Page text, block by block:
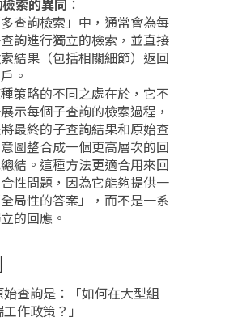
索的異同 ：
查詢檢索」中，通常會為每
詢進行獨立的檢索，並直接
結果（包括相關細節）返回
。
策略的不同之處在於，它不
示每個子查詢的檢索過程，
最終的子查詢結果和原始查
圖整合成一個更高層次的回
結。這種方法更適合用來回
性問題，因為它能夠提供一
局性的答案」，而不是一系
的回應。
查詢是：「如何在大型組
作政策？」